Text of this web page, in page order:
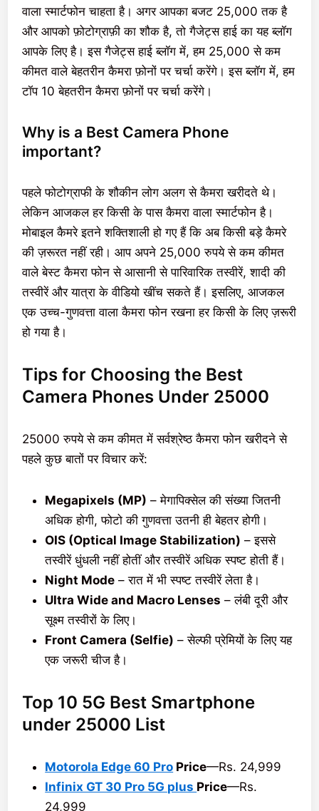
वाला स्मार्टफोन चाहता है। अगर आपका बजट 25,000 तक है
और आपको फ़ोटोग्राफ़ी का शौक है, तो गैजेट्स हाई का यह ब्लॉग
आपके लिए है। इस गैजेट्स हाई ब्लॉग में, हम 25,000 से कम
कीमत वाले बेहतरीन कैमरा फ़ोनों पर चर्चा करेंगे। इस ब्लॉग में, हम
टॉप 10 बेहतरीन कैमरा फ़ोनों पर चर्चा करेंगे।
Why is a Best Camera Phone
important?
पहले फोटोग्राफी के शौकीन लोग अलग से कैमरा खरीदते थे।
लेकिन आजकल हर किसी के पास कैमरा वाला स्मार्टफोन है।
मोबाइल कैमरे इतने शक्तिशाली हो गए हैं कि अब किसी बड़े कैमरे
की ज़रूरत नहीं रही। आप अपने 25,000 रुपये से कम कीमत
वाले बेस्ट कैमरा फोन से आसानी से पारिवारिक तस्वीरें, शादी की
तस्वीरें और यात्रा के वीडियो खींच सकते हैं। इसलिए, आजकल
एक उच्च-गुणवत्ता वाला कैमरा फोन रखना हर किसी के लिए ज़रूरी
हो गया है।
Tips for Choosing the Best
Camera Phones Under 25000
25000 रुपये से कम कीमत में सर्वश्रेष्ठ कैमरा फोन खरीदने से
पहले कुछ बातों पर विचार करें:
Megapixels (MP) – मेगापिक्सेल की संख्या जितनी
अधिक होगी, फोटो की गुणवत्ता उतनी ही बेहतर होगी।
OIS (Optical Image Stabilization) – इससे
तस्वीरें धुंधली नहीं होतीं और तस्वीरें अधिक स्पष्ट होती हैं।
Night Mode – रात में भी स्पष्ट तस्वीरें लेता है।
Ultra Wide and Macro Lenses – लंबी दूरी और
सूक्ष्म तस्वीरों के लिए।
Front Camera (Selfie) – सेल्फी प्रेमियों के लिए यह
एक जरूरी चीज है।
Top 10 5G Best Smartphone
under 25000 List
Motorola Edge 60 Pro Price—Rs. 24,999
Infinix GT 30 Pro 5G plus Price—Rs.
24,999